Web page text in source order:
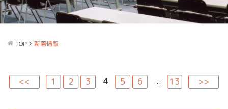
TOP 新着情報
<< 1 2 3 4 5 6 ... 13 >>